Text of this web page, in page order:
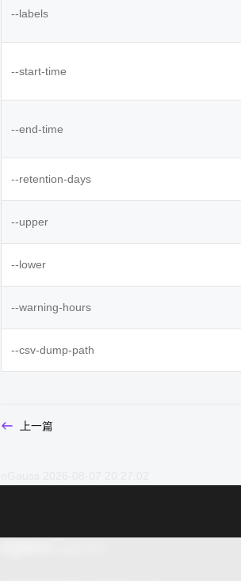
--labels
--start-time
--end-time
--retention-days
--upper
--lower
--warning-hours
--csv-dump-path
上一篇